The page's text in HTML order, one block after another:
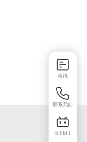
咨讯
联系我们
bilibili